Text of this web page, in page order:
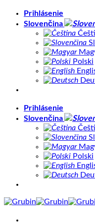
Skip
Prihlásenie
Slovenčina
Polski
Prihlásenie
Slovenčina
Polski